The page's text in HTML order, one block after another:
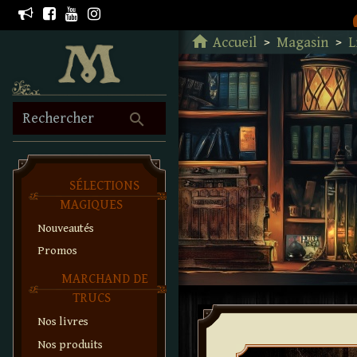
search
Rechercher
SÉLECTIONS
MAGIQUES
Nouveautés
Promos
MARCHAND DE
TRUCS
Nos livres
Nos produits
home Accueil Magasin
Retour à l'accueil